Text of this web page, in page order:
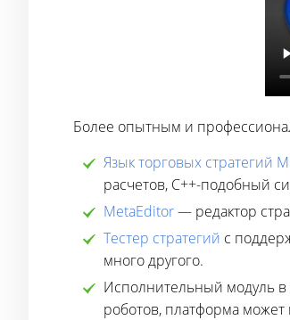
Более опытным и
Язык торговых стратегий
расчетов, C++-подобный
MetaEditor— редактор
Тестер стратегий с
много другого.
Исполнительный модуль
роботов, платформа